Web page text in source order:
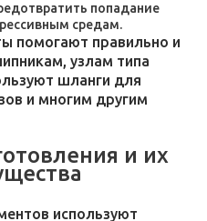
попадание
средам.
помогают правильно и
узлам типа
шланги для
и многим другим
и их
используют